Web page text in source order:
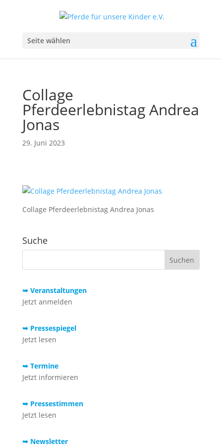
Seite wählen
Collage
Pferdeerlebnistag Andrea
Jonas
29. Juni 2023
Collage Pferdeerlebnistag Andrea Jonas
Suche
➥ Veranstaltungen
Jetzt anmelden
➥ Pressespiegel
Jetzt lesen
➥ Termine
Jetzt informieren
➥ Pressestimmen
Jetzt lesen
➥ Newsletter